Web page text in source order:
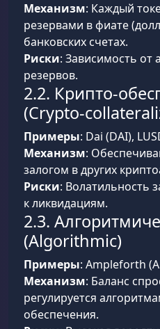
Механизм: Каждый
резервами в фиате
банковских счетах.
Риски: Зависимость от
резервов.
2.2. Крипто-
(Crypto-
Примеры: Dai (DAI),
Механизм:
залогом в других
Риски: Волатильность
к ликвидациям.
2.3.
(Algorithmic)
Примеры: Ampleforth
Механизм: Баланс
регулируется
обеспечения.